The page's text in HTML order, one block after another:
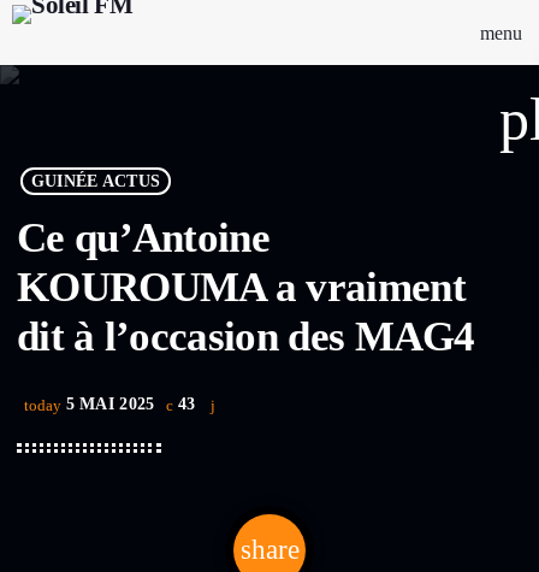
menu
GUINÉE ACTUS
Ce qu’Antoine
KOUROUMA a vraiment
dit à l’occasion des MAG4
today 5 MAI 2025 43
share
email